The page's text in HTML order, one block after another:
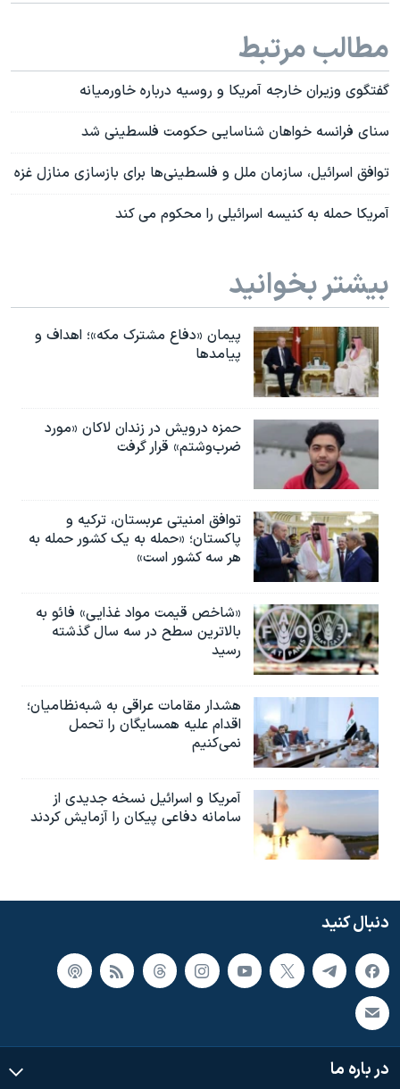
مطالب مرتبط
گفتگوی وزیران خارجه آمریکا و روسیه درباره خاورمیانه
سنای فرانسه خواهان شناسایی حکومت فلسطینی شد
توافق اسرائیل، سازمان ملل و فلسطینی‌ها برای بازسازی منازل غزه
آمریکا حمله به کنیسه اسرائیلی را محکوم می کند
بیشتر بخوانید
پیمان «دفاع مشترک مکه»؛ اهداف و
پیامدها
حمزه درویش در زندان لاکان «مورد
ضرب‌وشتم» قرار گرفت
توافق امنیتی عربستان، ترکیه و
پاکستان؛ «حمله به یک کشور حمله به
هر سه کشور است»
«شاخص قیمت مواد غذایی» فائو به
بالاترین سطح در سه سال گذشته
رسید
هشدار مقامات عراقی به شبه‌نظامیان؛
اقدام علیه همسایگان را تحمل
نمی‌کنیم
آمریکا و اسرائیل نسخه جدیدی از
سامانه دفاعی پیکان را آزمایش کردند
دنبال کنید
در باره ما